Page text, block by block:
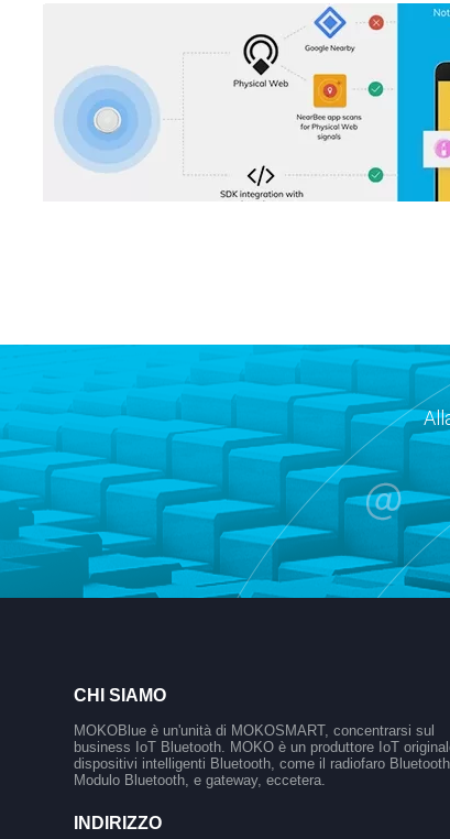
CHI SIAMO
MOKOBlue è un'unità di MOKOSMART, concentrarsi sul
business IoT Bluetooth. MOKO è un produttore IoT
dispositivi intelligenti Bluetooth, come il radiofaro
Modulo Bluetooth, e gateway, eccetera.
INDIRIZZO